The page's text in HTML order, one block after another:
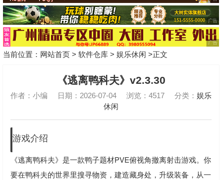
当前位置： 网站首页 > 软件仓库 > 娱乐休闲 >正文
《逃离鸭科夫》v2.3.30
作者：小编 日期：2026-07-04 浏览：4517 分类： 娱乐
休闲
游戏介绍
《逃离鸭科夫》是一款鸭子题材PVE俯视角撤离射击游戏。你
要在鸭科夫的世界里搜寻物资，建造藏身处，升级装备，从一